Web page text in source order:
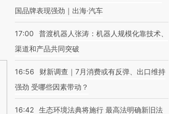
国品牌表现强劲｜出海·汽车
17:00
普渡机器人张涛：机器人规模化靠技术、
渠道和产品共同突破
16:56
财新调查｜7月消费或有反弹、出口维持
强劲 受哪些因素带动？
16:42 生态环境法典将施行 最高法明确新旧法